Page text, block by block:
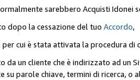
sarebbero Acquisti
dopo la cessazione del tuo Accordo,
cui è stata attivata la procedura di
da un cliente che è indirizzato ad un
su parole chiave, termini di ricerca,